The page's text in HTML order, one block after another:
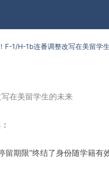
F-1/H-1b连番调整改写在美留学
在美留学生的未来
留期限”终结了身份随学籍有